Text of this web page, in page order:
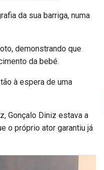
da sua barriga, numa
demonstrando que
da bebé.
à espera de uma
Gonçalo Diniz estava a
o próprio ator garantiu já